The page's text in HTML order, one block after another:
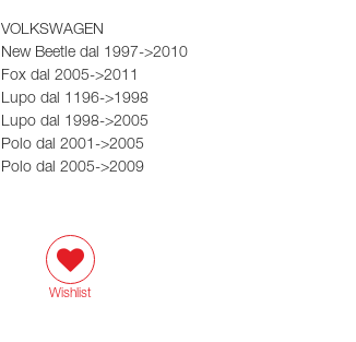
VOLKSWAGEN
New Beetle dal 1997->2010
Fox dal 2005->2011
Lupo dal 1196->1998
Lupo dal 1998->2005
Polo dal 2001->2005
Polo dal 2005->2009
Wishlist